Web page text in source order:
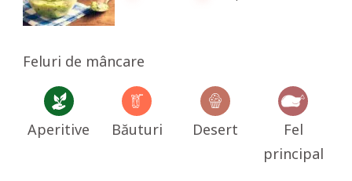
Feluri de mâncare
Aperitive Băuturi Desert
Fel
principal